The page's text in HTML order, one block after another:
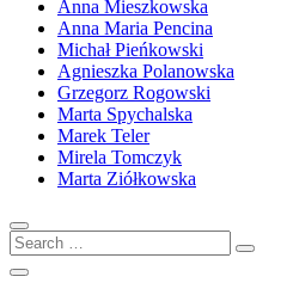
Anna Mieszkowska
Anna Maria Pencina
Michał Pieńkowski
Agnieszka Polanowska
Grzegorz Rogowski
Marta Spychalska
Marek Teler
Mirela Tomczyk
Marta Ziółkowska
Search
…